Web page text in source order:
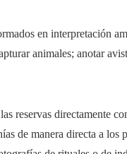
en interpretación
animales; anotar
reservas directamente
de manera directa a los